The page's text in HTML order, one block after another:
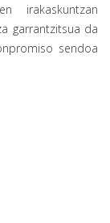
irakaskuntzan
garrantzitsua da
sendoa